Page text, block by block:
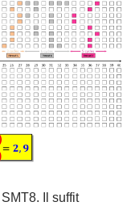
Il suffit